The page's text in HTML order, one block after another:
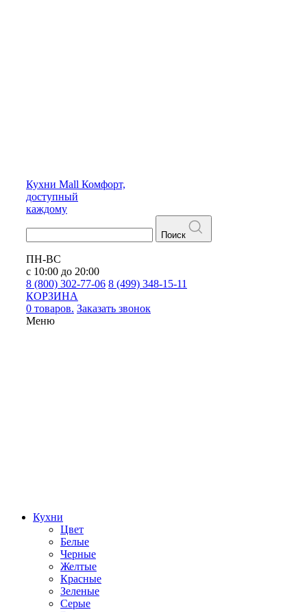
Кухни Mall Комфорт,
доступный
каждому
Поиск
ПН-ВС
с 10:00 до 20:00
8 (800) 302-77-06 8 (499) 348-15-11
КОРЗИНА
0 товаров. Заказать звонок
Меню
Кухни
Цвет
Белые
Черные
Желтые
Красные
Зеленые
Серые